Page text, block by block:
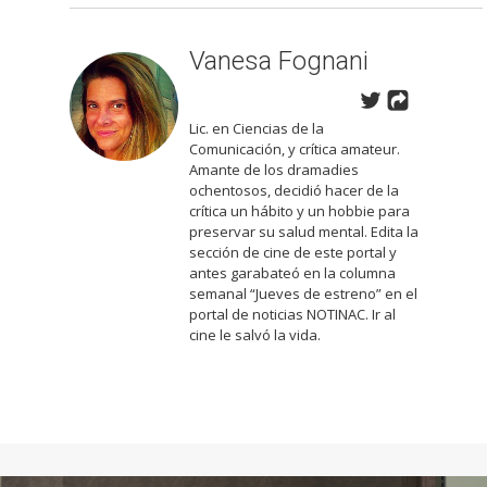
Vanesa Fognani
Lic. en Ciencias de la
Comunicación, y crítica amateur.
Amante de los dramadies
ochentosos, decidió hacer de la
crítica un hábito y un hobbie para
preservar su salud mental. Edita la
sección de cine de este portal y
antes garabateó en la columna
semanal “Jueves de estreno” en el
portal de noticias NOTINAC. Ir al
cine le salvó la vida.